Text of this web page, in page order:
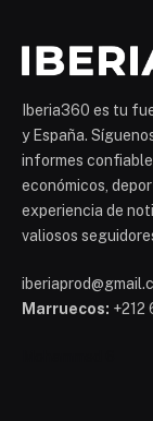
Iberia360 es tu
y España.
informes
económicos,
experiencia de
valiosos
Marruecos: +212